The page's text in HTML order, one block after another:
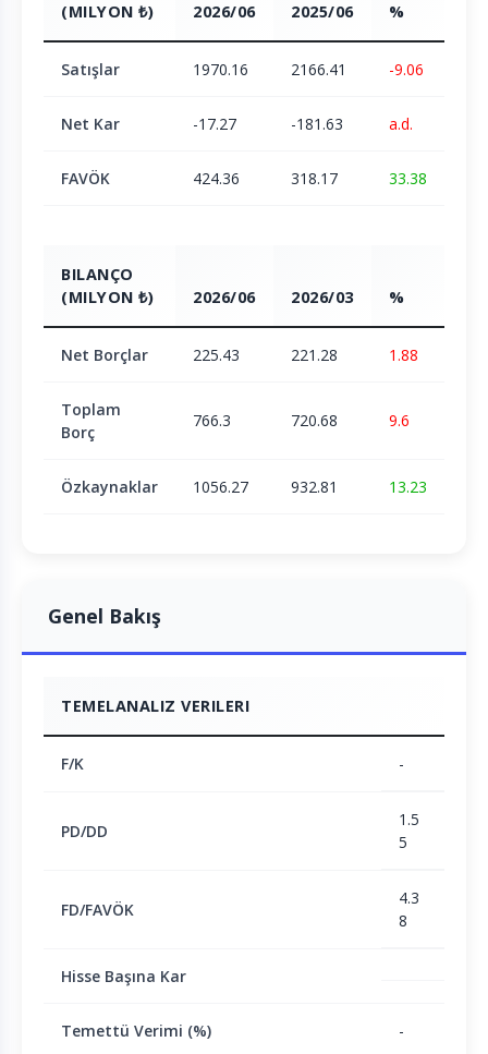
(MILYON ₺)
2026/06 2025/06 %
Satışlar 1970.16 2166.41 -9.06
Net Kar -17.27 -181.63 a.d.
FAVÖK 424.36 318.17 33.38
BILANÇO
(MILYON ₺)
2026/06 2026/03 %
Net Borçlar 225.43 221.28 1.88
Toplam
Borç
766.3 720.68 9.6
Özkaynaklar 1056.27 932.81 13.23
Genel Bakış
TEMELANALIZ VERILERI
F/K -
PD/DD
1.5
5
FD/FAVÖK
4.3
8
Hisse Başına Kar
Temettü Verimi (%) -